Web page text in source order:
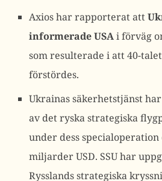
Axios har rapporterat att
informerade USAi förväg
som resulterade i att 40-
förstördes.
Ukrainas säkerhetstjänst har
av det ryska strategiska
under dess
miljarder USD. SSU har
Rysslands strategiska